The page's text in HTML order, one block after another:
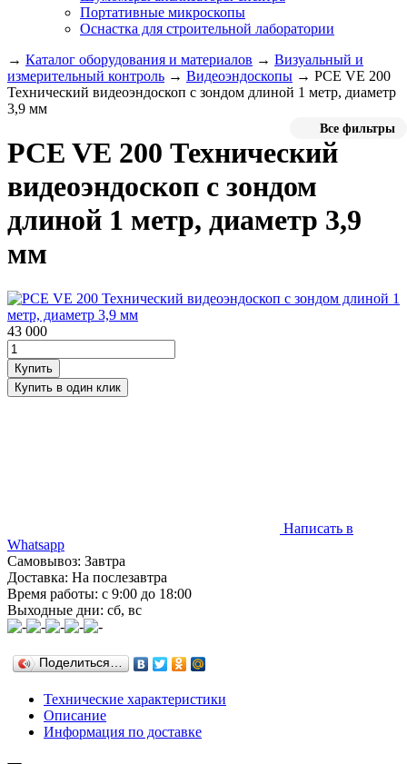
Портативные микроскопы
Оснастка для строительной лаборатории
→ Каталог оборудования и материалов → Визуальный и
измерительный контроль → Видеоэндоскопы → PCE VE 200
Технический видеоэндоскоп с зондом длиной 1 метр, диаметр
3,9 мм
Все фильтры
PCE VE 200 Технический
видеоэндоскоп с зондом
длиной 1 метр, диаметр 3,9
мм
43 000
Написать в
Whatsapp
Самовывоз: Завтра
Доставка: На послезавтра
Время работы: с 9:00 до 18:00
Выходные дни: сб, вс
Поделиться…
Технические характеристики
Описание
Информация по доставке